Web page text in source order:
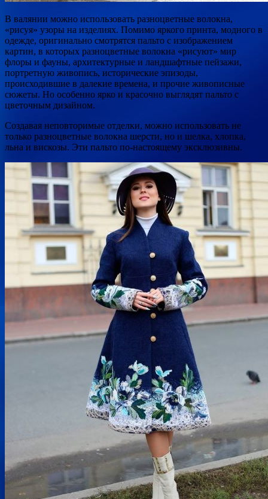
В валянии можно использовать разноцветные волокна,
«рисуя» узоры на изделиях. Помимо яркого принта, модного в
одежде, оригинально смотрятся пальто с изображением
картин, в которых разноцветные волокна «рисуют» мир
флоры и фауны, архитектурные и ландшафтные пейзажи,
портретную живопись, исторические эпизоды,
происходившие в далекие времена, и прочие живописные
сюжеты. Но особенно ярко и красочно выглядят пальто с
цветочным дизайном.
Создавая неповторимые отделки, можно использовать не
только разноцветные волокна шерсти, но и шелка, хлопка,
льна и вискозы. Эти пальто по-настоящему эксклюзивны.